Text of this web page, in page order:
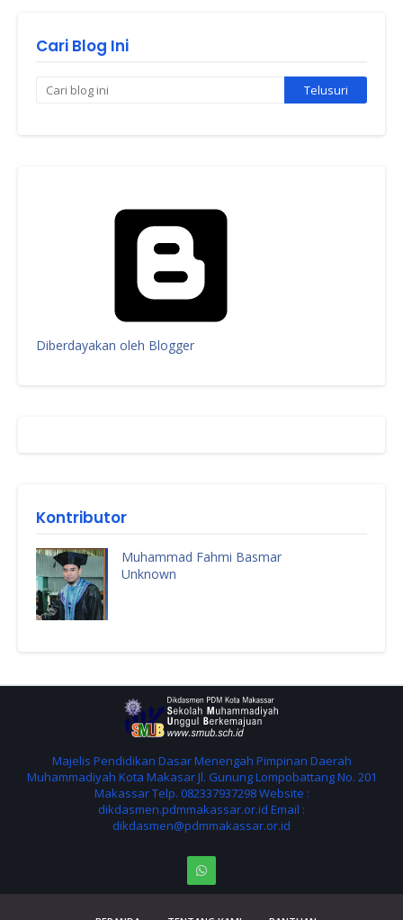
Cari Blog Ini
Diberdayakan oleh Blogger
Kontributor
Muhammad Fahmi Basmar
Unknown
Majelis Pendidikan Dasar Menengah Pimpinan Daerah
Muhammadiyah Kota Makasar Jl. Gunung Lompobattang No. 201
Makassar Telp. 082337937298 Website :
dikdasmen.pdmmakassar.or.id Email :
dikdasmen@pdmmakassar.or.id